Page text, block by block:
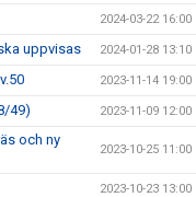
2024-03-22 16:00
uppvisas 2024-01-28 13:10
2023-11-14 19:00
49) 2023-11-09 12:00
och ny
2023-10-25 11:00
2023-10-23 13:00